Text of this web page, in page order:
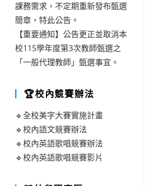
課務需求，不定期重新發布甄選
簡章，特此公告。
【重要通知】公告更正並取消本
校115學年度第3次教師甄選之
「一般代理教師」甄選事宜。
🏆校內競賽辦法
🔹全校美字大賽實施計畫
🔹校內語文競賽辦法
🔹校內英語歌唱競賽辦法
🔹校內英語歌唱競賽影片